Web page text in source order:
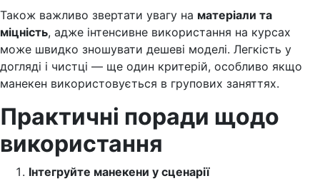
Також важливо звертати увагу на матеріали та
міцність, адже інтенсивне використання на курсах
може швидко зношувати дешеві моделі. Легкість у
догляді і чистці — ще один критерій, особливо якщо
манекен використовується в групових заняттях.
Практичні поради щодо
використання
Інтегруйте манекени у сценарії